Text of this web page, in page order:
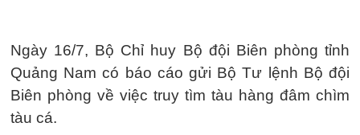
Ngày 16/7, Bộ Chỉ huy Bộ đội Biên phòng tỉnh
Quảng Nam có báo cáo gửi Bộ Tư lệnh Bộ đội
Biên phòng về việc truy tìm tàu hàng đâm chìm
tàu cá.